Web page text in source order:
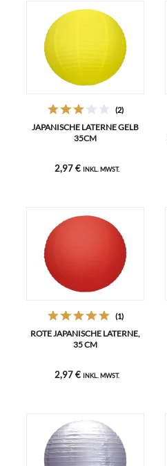
(2)
JAPANISCHE LATERNE GELB
35CM
2,97 € INKL. MWST.
(1)
ROTE JAPANISCHE LATERNE,
35 CM
2,97 € INKL. MWST.